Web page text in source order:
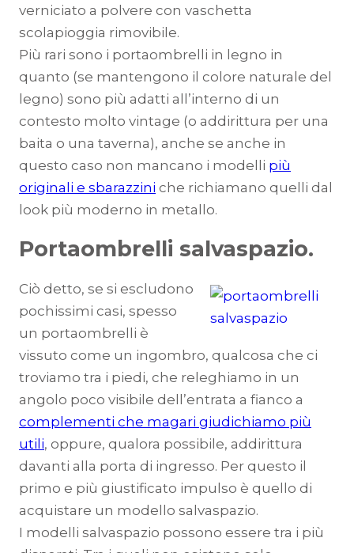
verniciato a polvere con vaschetta
scolapioggia rimovibile.
Più rari sono i portaombrelli in legno in
quanto (se mantengono il colore naturale del
legno) sono più adatti all’interno di un
contesto molto vintage (o addirittura per una
baita o una taverna), anche se anche in
questo caso non mancano i modelli più
originali e sbarazzini che richiamano quelli dal
look più moderno in metallo.
Portaombrelli salvaspazio.
Ciò detto, se si escludono
pochissimi casi, spesso
un portaombrelli è
vissuto come un ingombro, qualcosa che ci
troviamo tra i piedi, che releghiamo in un
angolo poco visibile dell’entrata a fianco a
complementi che magari giudichiamo più
utili, oppure, qualora possibile, addirittura
davanti alla porta di ingresso. Per questo il
primo e più giustificato impulso è quello di
acquistare un modello salvaspazio.
I modelli salvaspazio possono essere tra i più